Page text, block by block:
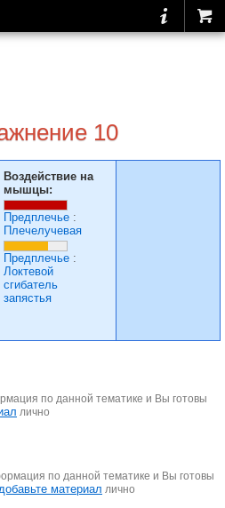
10
Воздействие на
мышцы:
Предплечье :
Плечелучевая
Предплечье :
Локтевой
сгибатель
запястья
по данной тематике и Вы готовы
лично
по данной тематике и Вы готовы
материал лично